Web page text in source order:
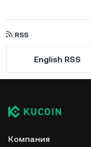
RSS
English RSS
Компания